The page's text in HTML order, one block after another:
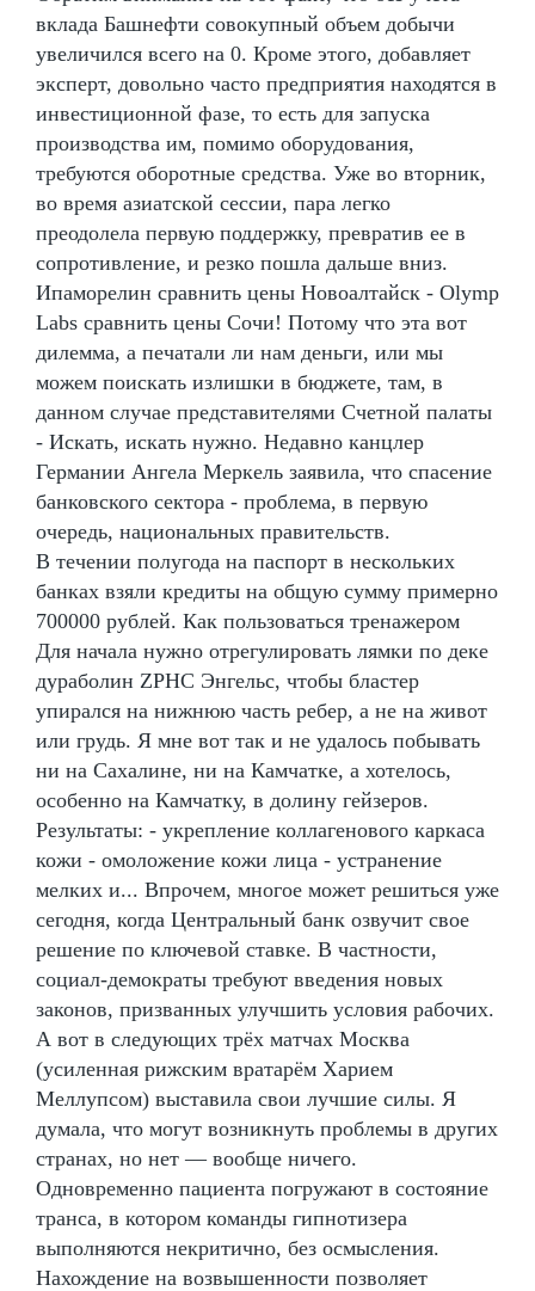
вклада Башнефти совокупный объем добычи
увеличился всего на 0. Кроме этого, добавляет
эксперт, довольно часто предприятия находятся в
инвестиционной фазе, то есть для запуска
производства им, помимо оборудования,
требуются оборотные средства. Уже во вторник,
во время азиатской сессии, пара легко
преодолела первую поддержку, превратив ее в
сопротивление, и резко пошла дальше вниз.
Ипаморелин сравнить цены Новоалтайск - Olymp
Labs сравнить цены Сочи! Потому что эта вот
дилемма, а печатали ли нам деньги, или мы
можем поискать излишки в бюджете, там, в
данном случае представителями Счетной палаты
- Искать, искать нужно. Недавно канцлер
Германии Ангела Меркель заявила, что спасение
банковского сектора - проблема, в первую
очередь, национальных правительств.
В течении полугода на паспорт в нескольких
банках взяли кредиты на общую сумму примерно
700000 рублей. Как пользоваться тренажером
Для начала нужно отрегулировать лямки по деке
дураболин ZPHC Энгельс, чтобы бластер
упирался на нижнюю часть ребер, а не на живот
или грудь. Я мне вот так и не удалось побывать
ни на Сахалине, ни на Камчатке, а хотелось,
особенно на Камчатку, в долину гейзеров.
Результаты: - укрепление коллагенового каркаса
кожи - омоложение кожи лица - устранение
мелких и... Впрочем, многое может решиться уже
сегодня, когда Центральный банк озвучит свое
решение по ключевой ставке. В частности,
социал-демократы требуют введения новых
законов, призванных улучшить условия рабочих.
А вот в следующих трёх матчах Москва
(усиленная рижским вратарём Харием
Меллупсом) выставила свои лучшие силы. Я
думала, что могут возникнуть проблемы в других
странах, но нет — вообще ничего.
Одновременно пациента погружают в состояние
транса, в котором команды гипнотизера
выполняются некритично, без осмысления.
Нахождение на возвышенности позволяет